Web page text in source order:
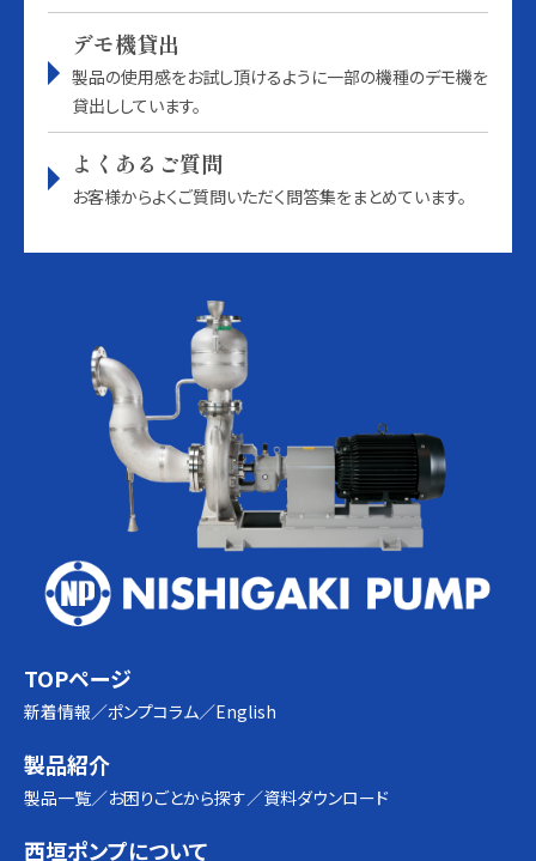
デモ機貸出
製品の使用感をお試し頂けるように一部の機種のデモ機を
貸出ししています。
よくあるご質問
お客様からよくご質問いただく問答集をまとめています。
TOPページ
新着情報 ポンプコラム English
製品紹介
製品一覧 お困りごとから探す 資料ダウンロード
西垣ポンプについて